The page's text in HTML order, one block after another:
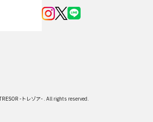
-トレゾア- . All rights reserved.